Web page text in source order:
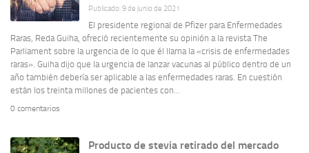
Publicado: 9 de junio de 2021
El presidente regional de Pfizer para Enfermedades
Raras, Reda Guiha, ofreció recientemente su opinión a la revista The
Parliament sobre la urgencia de lo que él llama la «crisis de enfermedades
raras». Guiha dijo que la urgencia de lanzar vacunas al público dentro de un
año también debería ser aplicable a las enfermedades raras. En cuestión
están los treinta millones de pacientes con...
0 comentarios
Producto de stevia retirado del mercado